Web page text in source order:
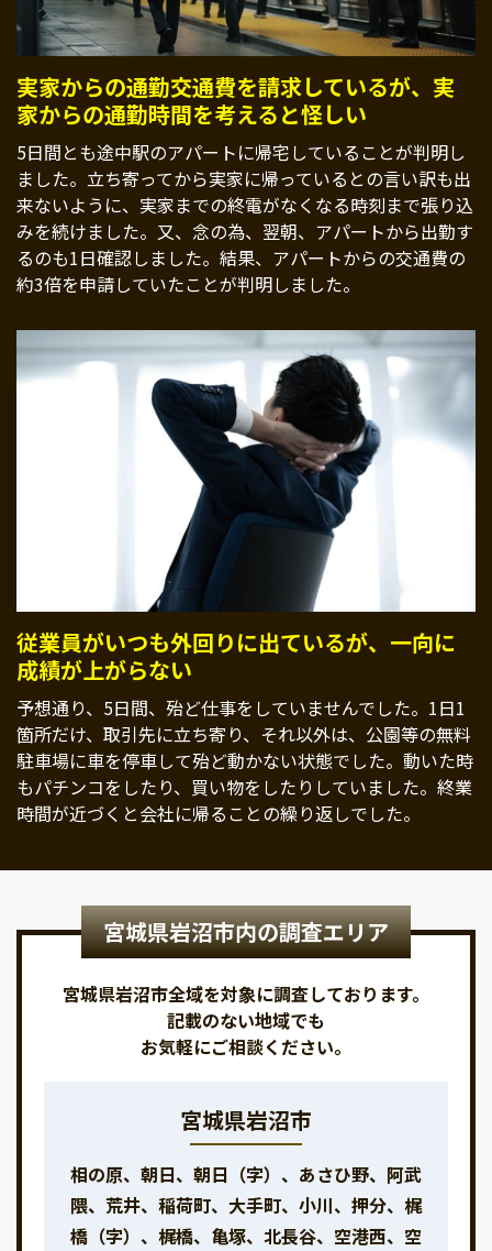
実家からの通勤交通費を請求しているが、実
家からの通勤時間を考えると怪しい
5日間とも途中駅のアパートに帰宅していることが判明し
ました。立ち寄ってから実家に帰っているとの言い訳も出
来ないように、実家までの終電がなくなる時刻まで張り込
みを続けました。又、念の為、翌朝、アパートから出勤す
るのも1日確認しました。結果、アパートからの交通費の
約3倍を申請していたことが判明しました。
従業員がいつも外回りに出ているが、一向に
成績が上がらない
予想通り、5日間、殆ど仕事をしていませんでした。1日1
箇所だけ、取引先に立ち寄り、それ以外は、公園等の無料
駐車場に車を停車して殆ど動かない状態でした。動いた時
もパチンコをしたり、買い物をしたりしていました。終業
時間が近づくと会社に帰ることの繰り返しでした。
宮城県岩沼市内の調査エリア
宮城県岩沼市全域を対象に調査しております。
記載のない地域でも
お気軽にご相談ください。
宮城県岩沼市
相の原、朝日、朝日（字）、あさひ野、阿武
隈、荒井、稲荷町、大手町、小川、押分、梶
橋（字）、梶橋、亀塚、北長谷、空港西、空